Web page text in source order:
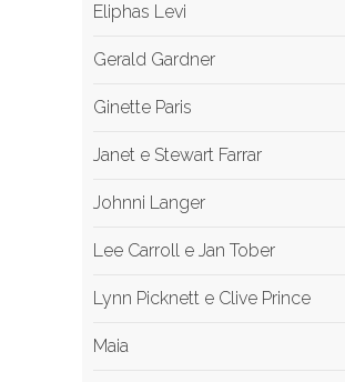
Eliphas Levi
Gerald Gardner
Ginette Paris
Janet e Stewart Farrar
Johnni Langer
Lee Carroll e Jan Tober
Lynn Picknett e Clive Prince
Maia